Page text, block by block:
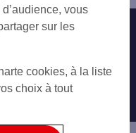
contacter
vous
sur les
cookies, à la liste
choix à tout